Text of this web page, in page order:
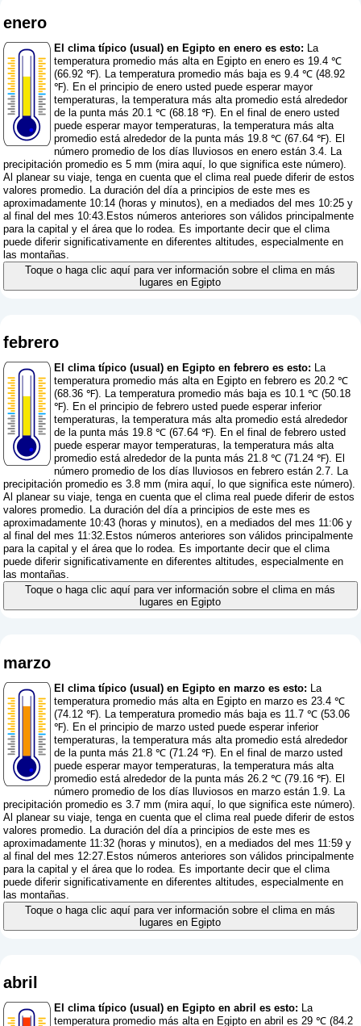
enero
El clima típico (usual) en Egipto en enero es esto: La
temperatura promedio más alta en Egipto en enero es 19.4 ℃
(66.92 ℉). La temperatura promedio más baja es 9.4 ℃ (48.92
℉). En el principio de enero usted puede esperar mayor
temperaturas, la temperatura más alta promedio está alrededor
de la punta más 20.1 ℃ (68.18 ℉). En el final de enero usted
puede esperar mayor temperaturas, la temperatura más alta
promedio está alrededor de la punta más 19.8 ℃ (67.64 ℉). El
número promedio de los días lluviosos en enero están 3.4. La
precipitación promedio es 5 mm (mira aquí, lo que significa este número).
Al planear su viaje, tenga en cuenta que el clima real puede diferir de estos
valores promedio. La duración del día a principios de este mes es
aproximadamente 10:14 (horas y minutos), en a mediados del mes 10:25 y
al final del mes 10:43.Estos números anteriores son válidos principalmente
para la capital y el área que lo rodea. Es importante decir que el clima
puede diferir significativamente en diferentes altitudes, especialmente en
las montañas.
Toque o haga clic aquí para ver información sobre el clima en más
lugares en Egipto
febrero
El clima típico (usual) en Egipto en febrero es esto: La
temperatura promedio más alta en Egipto en febrero es 20.2 ℃
(68.36 ℉). La temperatura promedio más baja es 10.1 ℃ (50.18
℉). En el principio de febrero usted puede esperar inferior
temperaturas, la temperatura más alta promedio está alrededor
de la punta más 19.8 ℃ (67.64 ℉). En el final de febrero usted
puede esperar mayor temperaturas, la temperatura más alta
promedio está alrededor de la punta más 21.8 ℃ (71.24 ℉). El
número promedio de los días lluviosos en febrero están 2.7. La
precipitación promedio es 3.8 mm (mira aquí, lo que significa este número).
Al planear su viaje, tenga en cuenta que el clima real puede diferir de estos
valores promedio. La duración del día a principios de este mes es
aproximadamente 10:43 (horas y minutos), en a mediados del mes 11:06 y
al final del mes 11:32.Estos números anteriores son válidos principalmente
para la capital y el área que lo rodea. Es importante decir que el clima
puede diferir significativamente en diferentes altitudes, especialmente en
las montañas.
Toque o haga clic aquí para ver información sobre el clima en más
lugares en Egipto
marzo
El clima típico (usual) en Egipto en marzo es esto: La
temperatura promedio más alta en Egipto en marzo es 23.4 ℃
(74.12 ℉). La temperatura promedio más baja es 11.7 ℃ (53.06
℉). En el principio de marzo usted puede esperar inferior
temperaturas, la temperatura más alta promedio está alrededor
de la punta más 21.8 ℃ (71.24 ℉). En el final de marzo usted
puede esperar mayor temperaturas, la temperatura más alta
promedio está alrededor de la punta más 26.2 ℃ (79.16 ℉). El
número promedio de los días lluviosos en marzo están 1.9. La
precipitación promedio es 3.7 mm (mira aquí, lo que significa este número).
Al planear su viaje, tenga en cuenta que el clima real puede diferir de estos
valores promedio. La duración del día a principios de este mes es
aproximadamente 11:32 (horas y minutos), en a mediados del mes 11:59 y
al final del mes 12:27.Estos números anteriores son válidos principalmente
para la capital y el área que lo rodea. Es importante decir que el clima
puede diferir significativamente en diferentes altitudes, especialmente en
las montañas.
Toque o haga clic aquí para ver información sobre el clima en más
lugares en Egipto
abril
El clima típico (usual) en Egipto en abril es esto: La
temperatura promedio más alta en Egipto en abril es 29 ℃ (84.2